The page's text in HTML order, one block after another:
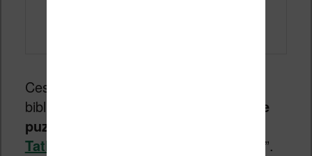
Ces jeux vidéo sont issus d’une
bibliothèque de
jeux de réflexion et de
puzzle
Tatham’s Portable Puzzle Collection ”.